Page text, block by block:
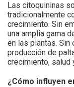
Las citoquininas
tradicionalmente
crecimiento. Sin
una amplia gama
en las plantas. Sin
producción de
crecimiento, salud
¿Cómo influyen